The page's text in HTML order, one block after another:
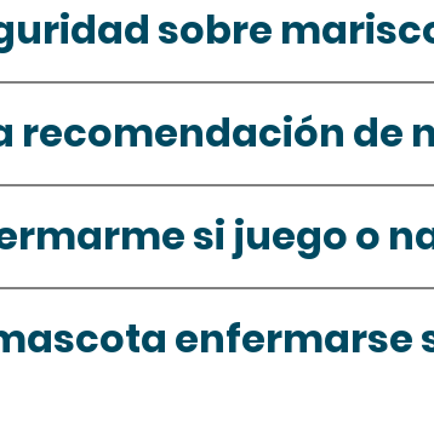
sobre
recomendación de
si juego o
enfermarse